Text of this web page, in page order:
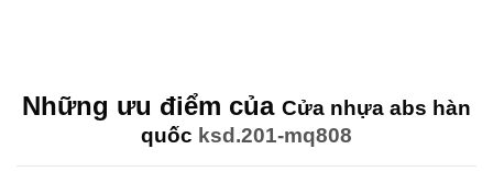
Những ưu điểm của Cửa nhựa abs hàn
quốc ksd.201-mq808